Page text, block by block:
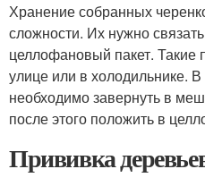
Хранение собранных
сложности. Их нужно
целлофановый пакет. Такие
улице или в холодильнике.
необходимо завернуть в
после этого положить в
Прививка